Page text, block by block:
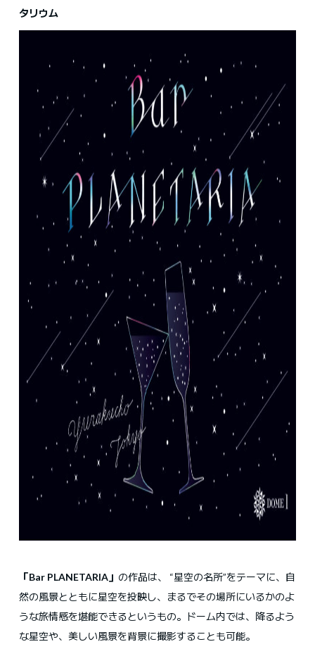
タリウム
「Bar PLANETARIA」 の作品は、 “星空の名所”をテーマに、自
然の風景とともに星空を投映し、まるでその場所にいるかのよ
うな旅情感を堪能できるというもの。ドーム内では、降るよう
な星空や、美しい風景を背景に撮影することも可能。